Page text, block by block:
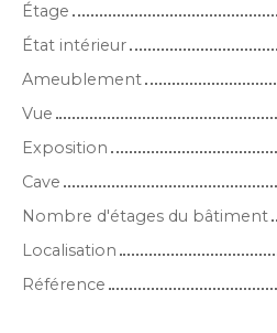
Étage
État intérieur
Ameublement
Vue
Exposition
Cave
Nombre d'étages du bâtiment
Localisation
Référence